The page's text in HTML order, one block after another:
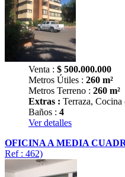
Venta : $ 500.000.000
Metros Útiles : 260 m²
Metros Terreno : 260 m²
Extras : Terraza,
Baños : 4
Ver detalles
OFICINA A MEDIA
Ref : 462)